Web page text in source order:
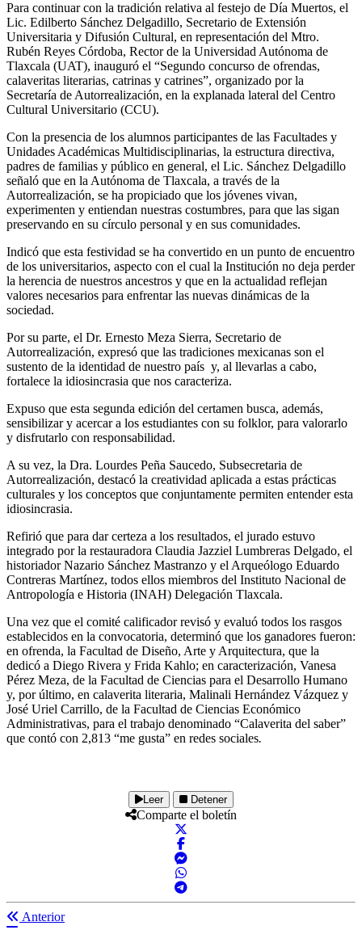
Para continuar con la tradición relativa al festejo de Día Muertos, el
Lic. Edilberto Sánchez Delgadillo, Secretario de Extensión
Universitaria y Difusión Cultural, en representación del Mtro.
Rubén Reyes Córdoba, Rector de la Universidad Autónoma de
Tlaxcala (UAT), inauguró el “Segundo concurso de ofrendas,
calaveritas literarias, catrinas y catrines”, organizado por la
Secretaría de Autorrealización, en la explanada lateral del Centro
Cultural Universitario (CCU).
Con la presencia de los alumnos participantes de las Facultades y
Unidades Académicas Multidisciplinarias, la estructura directiva,
padres de familias y público en general, el Lic. Sánchez Delgadillo
señaló que en la Autónoma de Tlaxcala, a través de la
Autorrealización, se ha propiciado que los jóvenes vivan,
experimenten y entiendan nuestras costumbres, para que las sigan
preservando en su círculo personal y en sus comunidades.
Indicó que esta festividad se ha convertido en un punto de encuentro
de los universitarios, aspecto con el cual la Institución no deja perder
la herencia de nuestros ancestros y que en la actualidad reflejan
valores necesarios para enfrentar las nuevas dinámicas de la
sociedad.
Por su parte, el Dr. Ernesto Meza Sierra, Secretario de
Autorrealización, expresó que las tradiciones mexicanas son el
sustento de la identidad de nuestro país y, al llevarlas a cabo,
fortalece la idiosincrasia que nos caracteriza.
Expuso que esta segunda edición del certamen busca, además,
sensibilizar y acercar a los estudiantes con su folklor, para valorarlo
y disfrutarlo con responsabilidad.
A su vez, la Dra. Lourdes Peña Saucedo, Subsecretaria de
Autorrealización, destacó la creatividad aplicada a estas prácticas
culturales y los conceptos que conjuntamente permiten entender esta
idiosincrasia.
Refirió que para dar certeza a los resultados, el jurado estuvo
integrado por la restauradora Claudia Jazziel Lumbreras Delgado, el
historiador Nazario Sánchez Mastranzo y el Arqueólogo Eduardo
Contreras Martínez, todos ellos miembros del Instituto Nacional de
Antropología e Historia (INAH) Delegación Tlaxcala.
Una vez que el comité calificador revisó y evaluó todos los rasgos
establecidos en la convocatoria, determinó que los ganadores fueron:
en ofrenda, la Facultad de Diseño, Arte y Arquitectura, que la
dedicó a Diego Rivera y Frida Kahlo; en caracterización, Vanesa
Pérez Meza, de la Facultad de Ciencias para el Desarrollo Humano
y, por último, en calaverita literaria, Malinali Hernández Vázquez y
José Uriel Carrillo, de la Facultad de Ciencias Económico
Administrativas, para el trabajo denominado “Calaverita del saber”
que contó con 2,813 “me gusta” en redes sociales.
Leer Detener
Comparte el boletín
Anterior